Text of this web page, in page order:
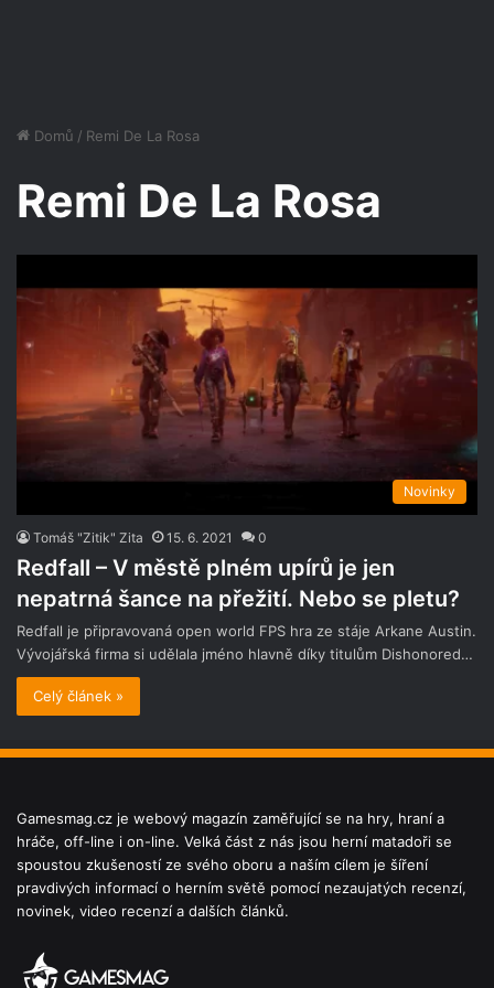
Domů / Remi De La Rosa
Remi De La Rosa
Novinky
Tomáš "Zitik" Zita 15. 6. 2021 0
Redfall – V městě plném upírů je jen
nepatrná šance na přežití. Nebo se pletu?
Redfall je připravovaná open world FPS hra ze stáje Arkane Austin.
Vývojářská firma si udělala jméno hlavně díky titulům Dishonored…
Celý článek »
Gamesmag.cz je webový magazín zaměřující se na hry, hraní a
hráče, off-line i on-line. Velká část z nás jsou herní matadoři se
spoustou zkušeností ze svého oboru a naším cílem je šíření
pravdivých informací o herním světě pomocí nezaujatých recenzí,
novinek, video recenzí a dalších článků.